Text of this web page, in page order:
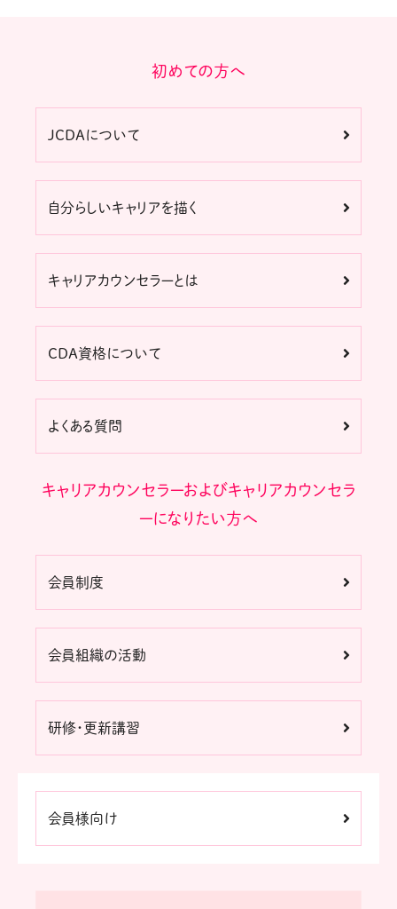
初めての方へ
JCDAについて
自分らしいキャリアを描く
キャリアカウンセラーとは
CDA資格について
よくある質問
キャリアカウンセラーおよびキャリアカウンセラ
ーになりたい方へ
会員制度
会員組織の活動
研修・更新講習
会員様向け